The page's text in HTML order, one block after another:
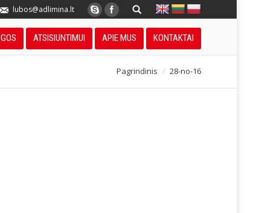
lubos@adlimina.lt
ATSISIUNTIMUI APIE MUS KONTAKTAI
Pagrindinis 28-no-16